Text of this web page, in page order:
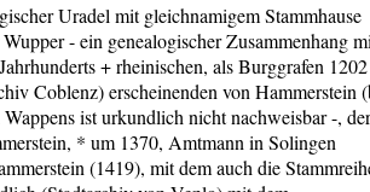
Uradel mit gleichnamigem Stammhause
- ein genealogischer Zusammenhang
+ rheinischen, als Burggrafen 1202
Coblenz) erscheinenden von Hammerstein
ist urkundlich nicht nachweisbar -,
* um 1370, Amtmann in Solingen
(1419), mit dem auch die